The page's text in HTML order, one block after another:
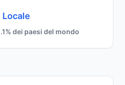
Locale
dei paesi del mondo